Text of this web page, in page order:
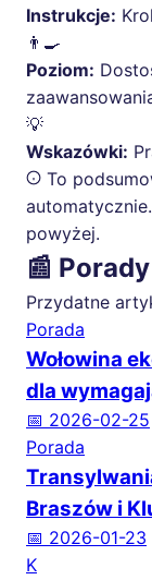
Instrukcje:
👨‍🍳
Poziom:
💡
Wskazówki:
To
powyżej.
📰
Przydatne
Porada
Wołowina
dla
📅 2026-02-25
Porada
Braszów i
📅 2026-01-23
K